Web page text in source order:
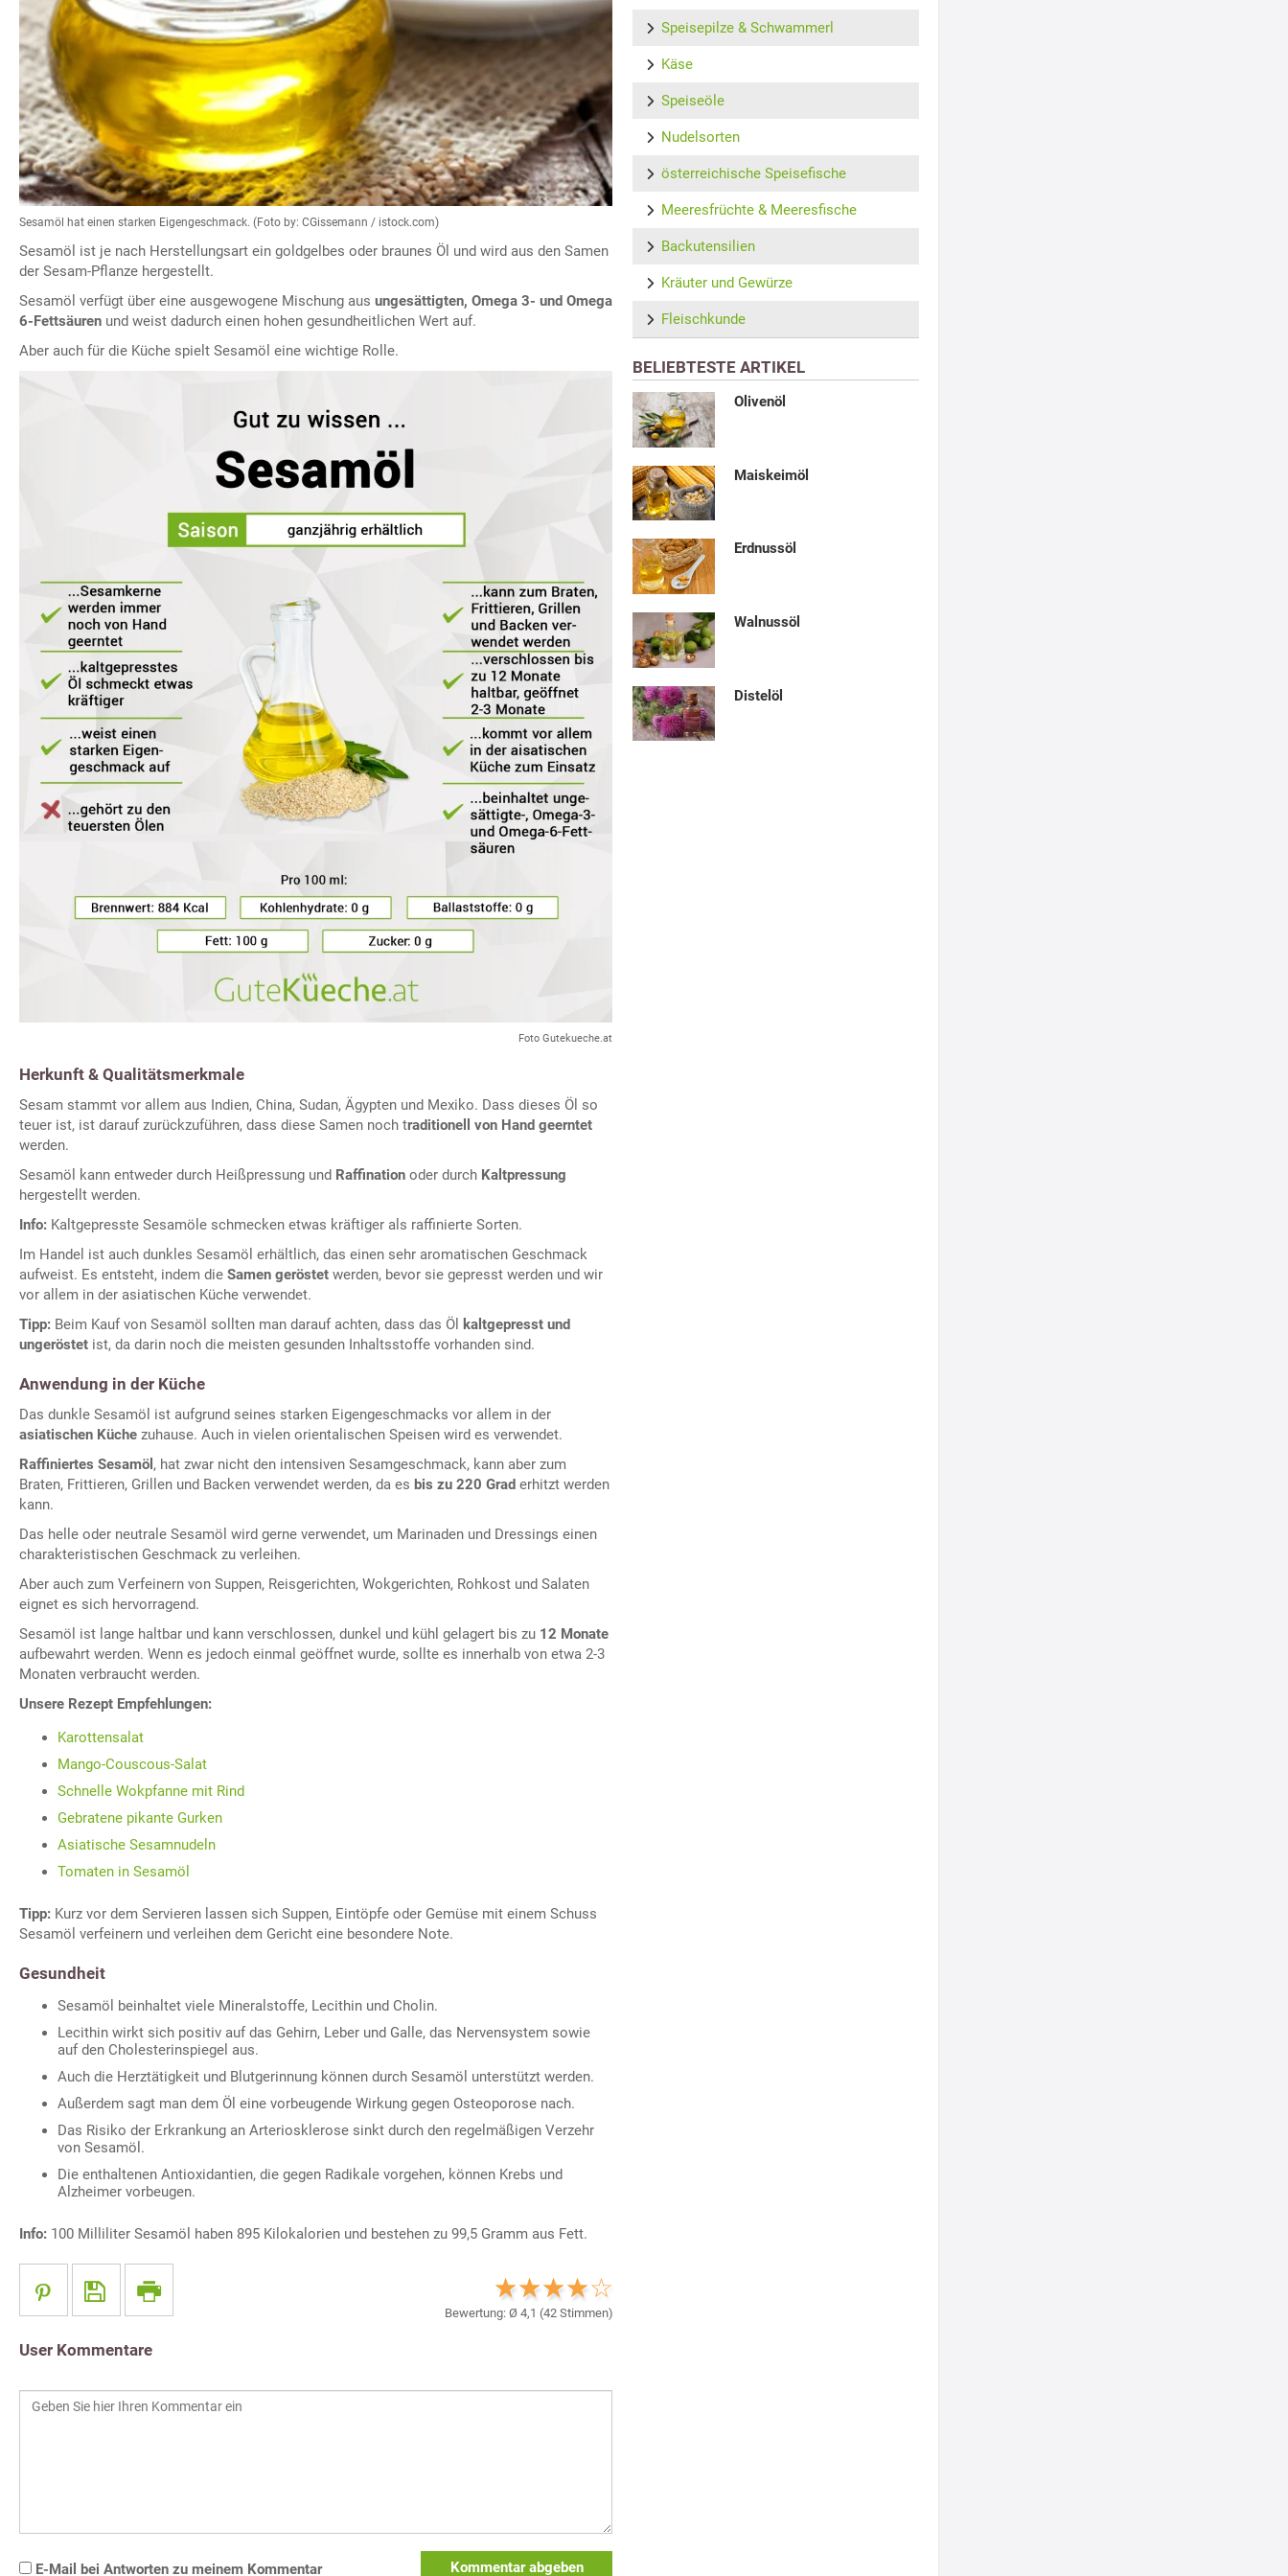
Sesamöl hat einen starken Eigengeschmack. (Foto by: CGissemann / istock.com)
Sesamöl ist je nach Herstellungsart ein goldgelbes oder braunes Öl und wird aus den Samen
der Sesam-Pflanze hergestellt.
Sesamöl verfügt über eine ausgewogene Mischung aus ungesättigten, Omega 3- und Omega
6-Fettsäuren und weist dadurch einen hohen gesundheitlichen Wert auf.
Aber auch für die Küche spielt Sesamöl eine wichtige Rolle.
Foto Gutekueche.at
Herkunft & Qualitätsmerkmale
Sesam stammt vor allem aus Indien, China, Sudan, Ägypten und Mexiko. Dass dieses Öl so
teuer ist, ist darauf zurückzuführen, dass diese Samen noch traditionell von Hand geerntet
werden.
Sesamöl kann entweder durch Heißpressung und Raffination oder durch Kaltpressung
hergestellt werden.
Info: Kaltgepresste Sesamöle schmecken etwas kräftiger als raffinierte Sorten.
Im Handel ist auch dunkles Sesamöl erhältlich, das einen sehr aromatischen Geschmack
aufweist. Es entsteht, indem die Samen geröstet werden, bevor sie gepresst werden und wir
vor allem in der asiatischen Küche verwendet.
Tipp: Beim Kauf von Sesamöl sollten man darauf achten, dass das Öl
kaltgepresst und
ungeröstet ist, da darin noch die meisten gesunden Inhaltsstoffe vorhanden sind.
Anwendung in der Küche
Das dunkle Sesamöl ist aufgrund seines starken Eigengeschmacks vor allem in der
asiatischen Küche zuhause. Auch in vielen orientalischen Speisen wird es verwendet.
Raffiniertes Sesamöl , hat zwar nicht den intensiven Sesamgeschmack, kann aber zum
Braten, Frittieren, Grillen und Backen verwendet werden, da es bis zu 220 Grad erhitzt werden
kann.
Das helle oder neutrale Sesamöl wird gerne verwendet, um Marinaden und Dressings einen
charakteristischen Geschmack zu verleihen.
Aber auch zum Verfeinern von Suppen, Reisgerichten, Wokgerichten, Rohkost und Salaten
eignet es sich hervorragend.
Sesamöl ist lange haltbar und kann verschlossen, dunkel und kühl gelagert bis zu 12 Monate
aufbewahrt werden. Wenn es jedoch einmal geöffnet wurde, sollte es innerhalb von etwa 2-3
Monaten verbraucht werden.
Unsere Rezept Empfehlungen:
Karottensalat
Mango-Couscous-Salat
Schnelle Wokpfanne mit Rind
Gebratene pikante Gurken
Asiatische Sesamnudeln
Tomaten in Sesamöl
Tipp: Kurz vor dem Servieren lassen sich Suppen, Eintöpfe oder Gemüse mit einem Schuss
Sesamöl verfeinern und verleihen dem Gericht eine besondere Note.
Gesundheit
Sesamöl beinhaltet viele Mineralstoffe, Lecithin und Cholin.
Lecithin wirkt sich positiv auf das Gehirn, Leber und Galle, das Nervensystem sowie
auf den Cholesterinspiegel aus.
Auch die Herztätigkeit und Blutgerinnung können durch Sesamöl unterstützt werden.
Außerdem sagt man dem Öl eine vorbeugende Wirkung gegen Osteoporose nach.
Das Risiko der Erkrankung an Arteriosklerose sinkt durch den regelmäßigen Verzehr
von Sesamöl.
Die enthaltenen Antioxidantien, die gegen Radikale vorgehen, können Krebs und
Alzheimer vorbeugen.
Info: 100 Milliliter Sesamöl haben 895 Kilokalorien und bestehen zu 99,5 Gramm aus Fett.
Bewertung: Ø 4,1 (42Stimmen)
User Kommentare
E-Mail bei Antworten zu meinem Kommentar Kommentar abgeben
Speisepilze & Schwammerl
Käse
Speiseöle
Nudelsorten
österreichische Speisefische
Meeresfrüchte & Meeresfische
Backutensilien
Kräuter und Gewürze
Fleischkunde
BELIEBTESTE ARTIKEL
Olivenöl
Maiskeimöl
Erdnussöl
Walnussöl
Distelöl